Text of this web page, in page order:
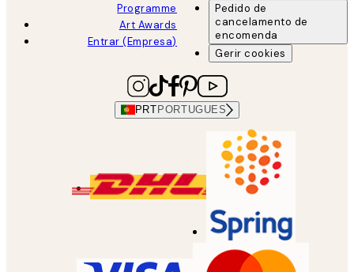
Programme
Art Awards
Entrar (Empresa)
Pedido de
cancelamento de
encomenda
Gerir cookies
PRT PORTUGUES